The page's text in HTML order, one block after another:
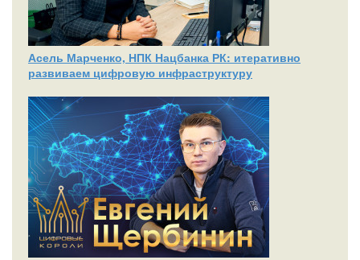
Асель Марченко, НПК Нацбанка РК: итеративно
развиваем цифровую инфраструктуру